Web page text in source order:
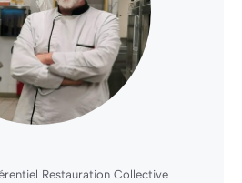
Restauration Collective